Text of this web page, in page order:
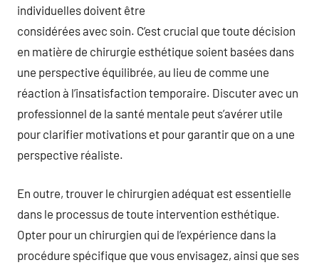
individuelles doivent être
considérées avec soin. C’est crucial que toute décision
en matière de chirurgie esthétique soient basées dans
une perspective équilibrée, au lieu de comme une
réaction à l’insatisfaction temporaire. Discuter avec un
professionnel de la santé mentale peut s’avérer utile
pour clarifier motivations et pour garantir que on a une
perspective réaliste.
En outre, trouver le chirurgien adéquat est essentielle
dans le processus de toute intervention esthétique.
Opter pour un chirurgien qui de l’expérience dans la
procédure spécifique que vous envisagez, ainsi que ses